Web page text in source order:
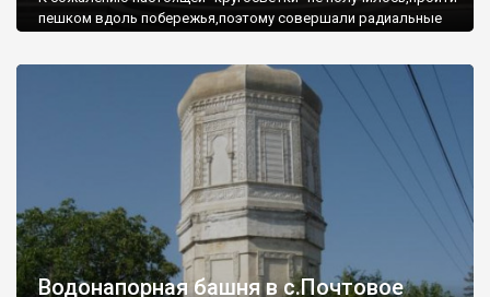
пешком вдоль побережья,поэтому совершали радиальные
Водонапорная башня в с.Почтовое